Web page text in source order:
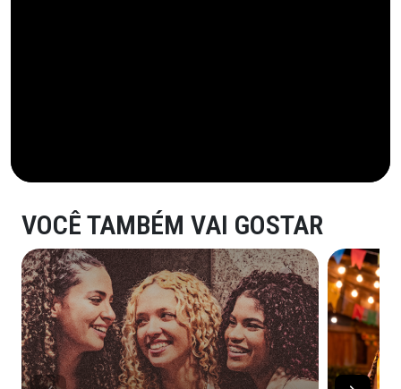
VOCÊ TAMBÉM VAI GOSTAR